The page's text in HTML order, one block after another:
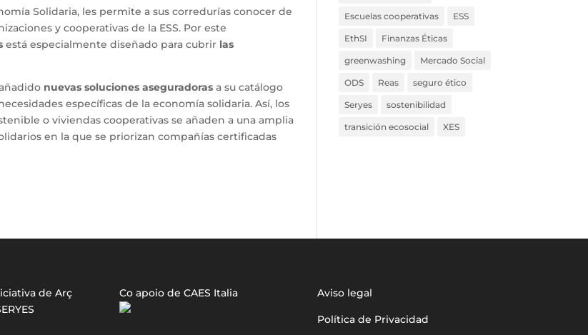
Solidaria, les permite a sus corredurías conocer de
y cooperativas de la ESS. Por este
está especialmente diseñado para cubrir las
nuevas soluciones aseguradoras a su catálogo
específicas de la economía solidaria. Así, los
o viviendas cooperativas se añaden a una amplia
en la que se priorizan compañías certificadas
Escuelas cooperativas ESS
EthSI Finanzas Éticas
greenwashing Mercado Social
ODS Reas seguro ético
Seryes sostenibilidad
transición ecosocial XES
de Arç
Co apoio de CAES Italia Aviso legal
Política de Privacidad